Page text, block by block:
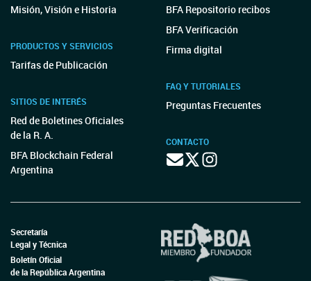
Misión, Visión e Historia
PRODUCTOS Y SERVICIOS
Tarifas de Publicación
SITIOS DE INTERÉS
Red de Boletines Oficiales
de la R. A.
BFA Blockchain Federal
Argentina
BFA Repositorio recibos
BFA Verificación
Firma digital
FAQ Y TUTORIALES
Preguntas Frecuentes
CONTACTO
Secretaría
Legal y Técnica
Boletín Oficial
de la República Argentina